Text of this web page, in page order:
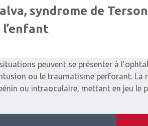
syndrome de
peuvent se présenter à
ou le traumatisme perforant. La
ou intraoculaire, mettant en jeu le